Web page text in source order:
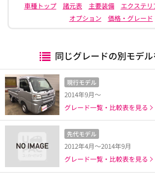
車種トップ
諸元表 主要装備 エクステリ
オプション
価格・グレード
同じグレードの別モデ
現行モデル
2014年9月～
グレード一覧・比較表を見る
先代モデル
2012年4月～2014年9月
グレード一覧・比較表を見る